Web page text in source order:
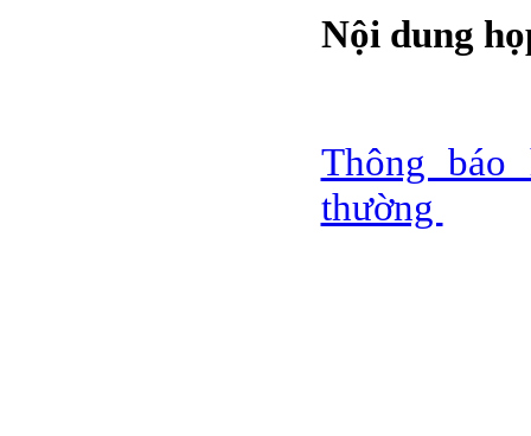
Nội dung
Thông
thường